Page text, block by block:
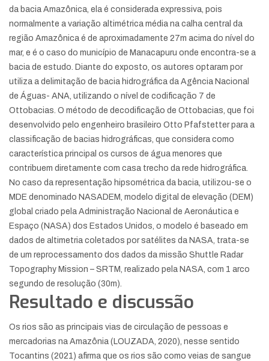
da bacia Amazônica, ela é considerada expressiva, pois
normalmente a variação altimétrica média na calha central da
região Amazônica é de aproximadamente 27m acima do nível do
mar, e é o caso do município de Manacapuru onde encontra-se a
bacia de estudo. Diante do exposto, os autores optaram por
utiliza a delimitação de bacia hidrográfica da Agência Nacional
de Águas- ANA, utilizando o nível de codificação 7 de
Ottobacias. O método de decodificação de Ottobacias, que foi
desenvolvido pelo engenheiro brasileiro Otto Pfafstetter para a
classificação de bacias hidrográficas, que considera como
característica principal os cursos de água menores que
contribuem diretamente com casa trecho da rede hidrográfica.
No caso da representação hipsométrica da bacia, utilizou-se o
MDE denominado NASADEM, modelo digital de elevação (DEM)
global criado pela Administração Nacional de Aeronáutica e
Espaço (NASA) dos Estados Unidos, o modelo é baseado em
dados de altimetria coletados por satélites da NASA, trata-se
de um reprocessamento dos dados da missão Shuttle Radar
Topography Mission – SRTM, realizado pela NASA, com 1 arco
segundo de resolução (30m).
Resultado e discussão
Os rios são as principais vias de circulação de pessoas e
mercadorias na Amazônia (LOUZADA, 2020), nesse sentido
Tocantins (2021) afirma que os rios são como veias de sangue